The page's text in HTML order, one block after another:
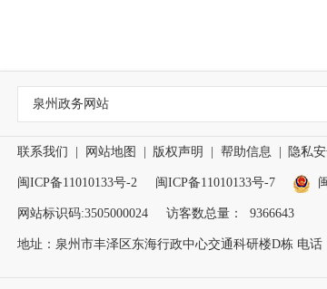
泉州政务网站
联系我们 网站地图 版权声明 帮助信息 隐私
闽ICP备11010133号-2 闽ICP备11010133号-7
网站标识码:3505000024 访客数总量： 9366643
地址：泉州市丰泽区东海行政中心交通科研楼D栋 电话